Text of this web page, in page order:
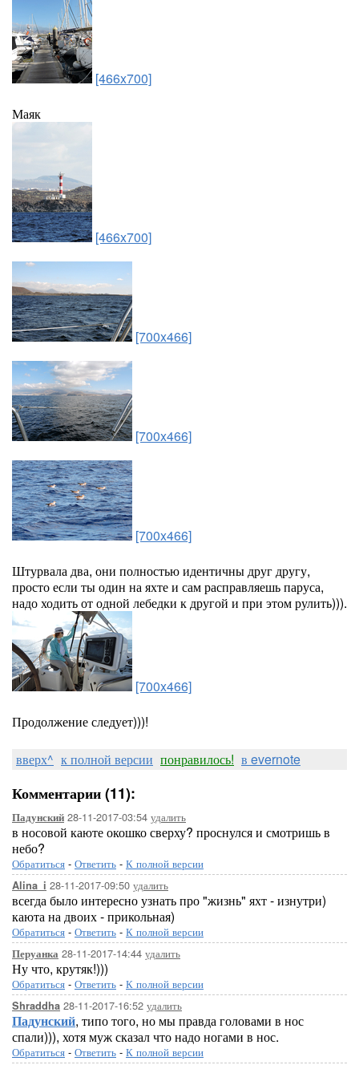
[466x700]
Маяк
[466x700]
[700x466]
[700x466]
[700x466]
Штурвала два, они полностью идентичны друг другу,
просто если ты один на яхте и сам расправляешь паруса,
надо ходить от одной лебедки к другой и при этом рулить))).
[700x466]
Продолжение следует)))!
вверх^ к полной версии понравилось! в evernote
Комментарии (11):
Падунский 28-11-2017-03:54 удалить
в носовой каюте окошко сверху? проснулся и смотришь в
небо?
Обратиться - Ответить - К полной версии
Alina_i 28-11-2017-09:50 удалить
всегда было интересно узнать про "жизнь" яхт - изнутри)
каюта на двоих - прикольная)
Обратиться - Ответить - К полной версии
Перуанка 28-11-2017-14:44 удалить
Ну что, крутяк!)))
Обратиться - Ответить - К полной версии
Shraddha 28-11-2017-16:52 удалить
Падунский, типо того, но мы правда головами в нос
спали))), хотя муж сказал что надо ногами в нос.
Обратиться - Ответить - К полной версии